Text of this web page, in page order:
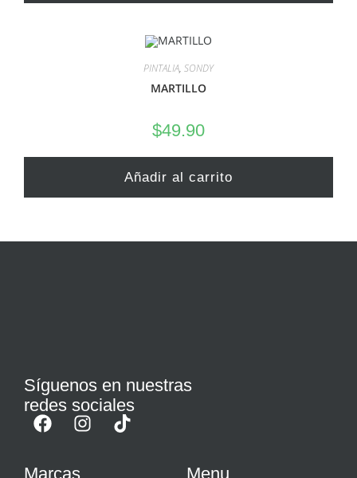
PINTALIA, SONDY
MARTILLO
$49.90
Añadir al carrito
Síguenos en nuestras
redes sociales
Marcas Menu